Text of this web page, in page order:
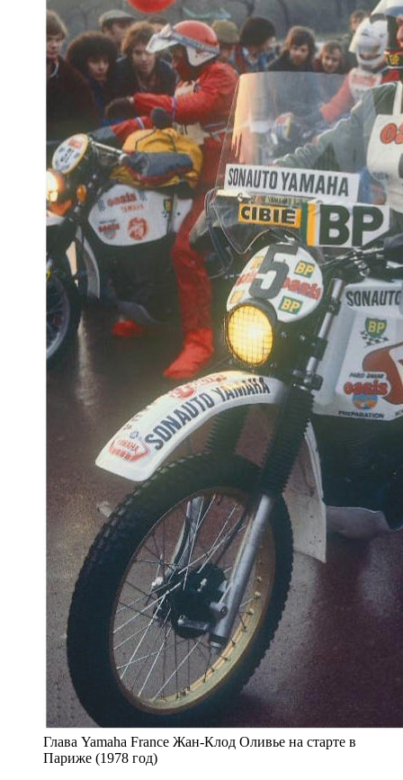
Глава Yamaha France Жан-Клод Оливье на старте в
Париже (1978 год)